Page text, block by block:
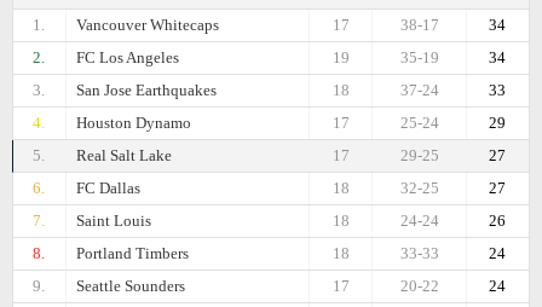
1. Vancouver Whitecaps 34
38-17
17
2.
FC Los Angeles 34
35-19
19
3.
San Jose Earthquakes 33
37-24
18
4.
Houston Dynamo 29
25-24
17
5.
Real Salt Lake 27
29-25
17
6.
FC Dallas 27
32-25
18
7.
Saint Louis 26
24-24
18
8.
Portland Timbers 24
33-33
18
9.
Seattle Sounders 24
20-22
17